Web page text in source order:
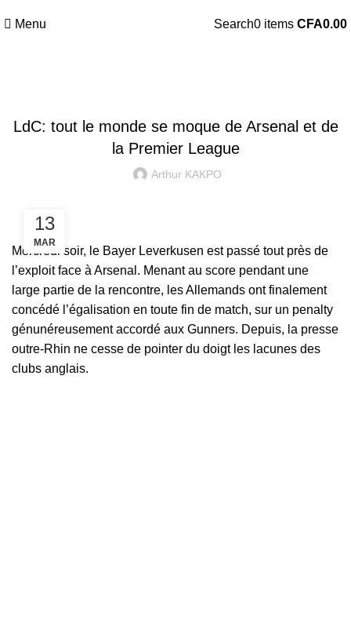
Menu Search0 items CFA0.00
LdC: tout le monde se moque de Arsenal et de
la Premier League
Arthur KAKPO
13
MAR
Mercredi soir, le Bayer Leverkusen est passé tout près de
l’exploit face à Arsena l. Menant au score pendant une
large partie de la rencontre, les Allemands ont finalement
concédé l’égalisation en toute fin de match, sur un penalty
génunéreusement accordé aux Gunners. Depuis, la presse
outre-Rhin ne cesse de pointer du doigt les lacunes des
clubs anglais.